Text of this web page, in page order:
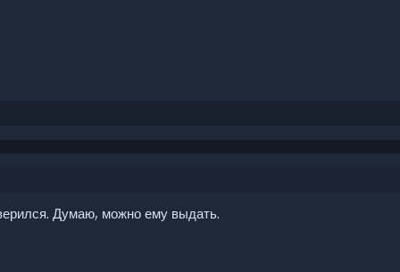
Думаю, можно ему выдать.